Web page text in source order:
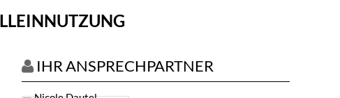
IHR ANSPRECHPARTNER